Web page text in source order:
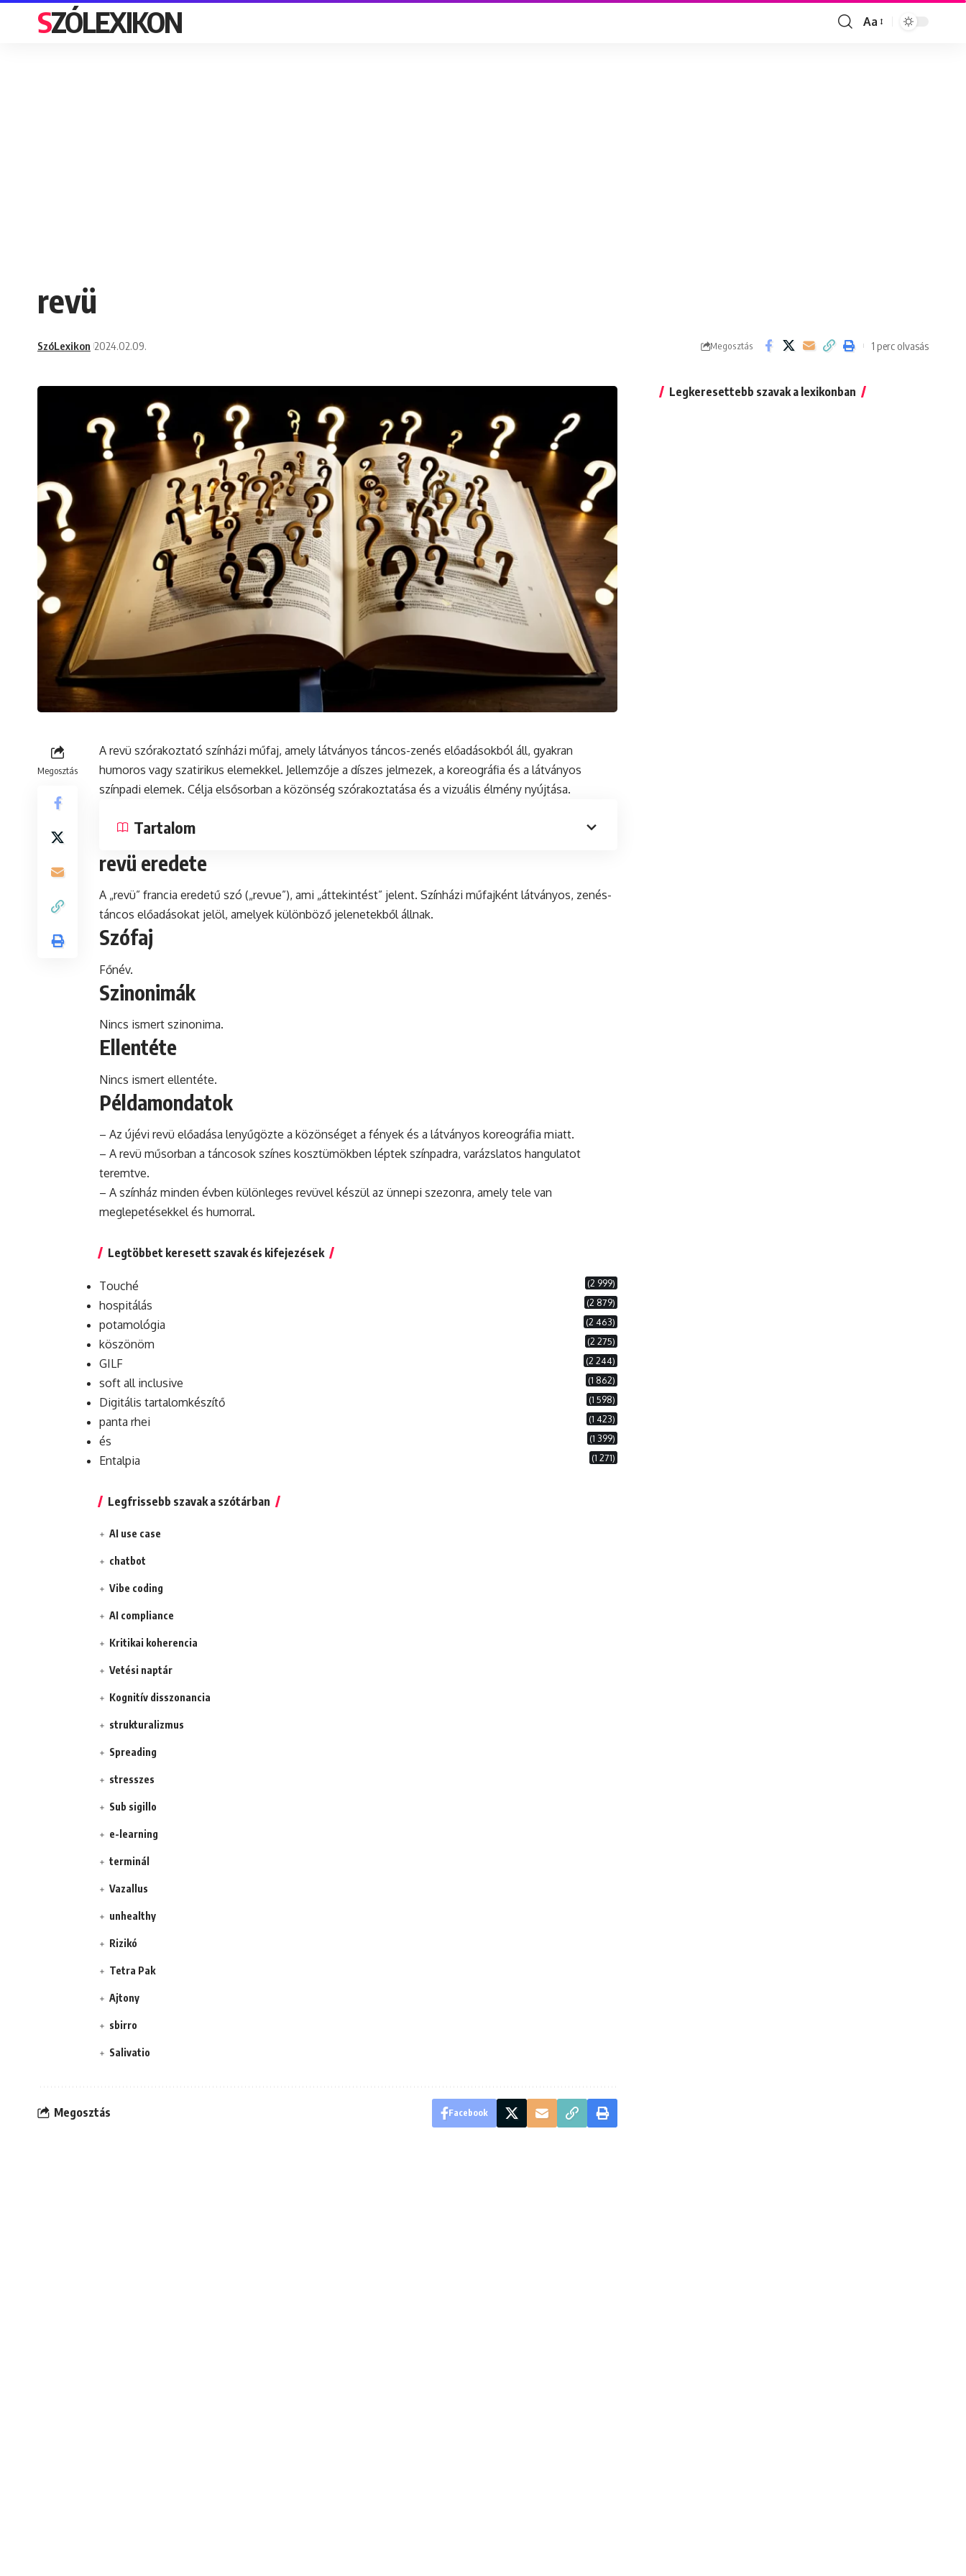
SZÓLEXIKON
Font
Aa
revü
SzóLexikon 2024.02.09. Megosztás 1 perc olvasás
Megosztás
A revü szórakoztató színházi műfaj, amely látványos táncos-zenés előadásokból áll, gyakran
humoros vagy szatirikus elemekkel. Jellemzője a díszes jelmezek, a koreográfia és a látványos
színpadi elemek. Célja elsősorban a közönség szórakoztatása és a vizuális élmény nyújtása.
Tartalom
revü eredete
A „revü” francia eredetű szó („revue”), ami „áttekintést” jelent. Színházi műfajként látványos, zenés-
táncos előadásokat jelöl, amelyek különböző jelenetekből állnak.
Szófaj
Főnév.
Szinonimák
Nincs ismert szinonima.
Ellentéte
Nincs ismert ellentéte.
Példamondatok
– Az újévi revü előadása lenyűgözte a közönséget a fények és a látványos koreográfia miatt.
– A revü műsorban a táncosok színes kosztümökben léptek színpadra, varázslatos hangulatot
teremtve.
– A színház minden évben különleges revüvel készül az ünnepi szezonra, amely tele van
meglepetésekkel és humorral.
Legtöbbet keresett szavak és kifejezések
Touché (2 999)
hospitálás (2 879)
potamológia (2 463)
köszönöm (2 275)
GILF (2 244)
soft all inclusive (1 862)
Digitális tartalomkészítő (1 598)
panta rhei (1 423)
és (1 399)
Entalpia (1 271)
Legfrissebb szavak a szótárban
AI use case
chatbot
Vibe coding
AI compliance
Kritikai koherencia
Vetési naptár
Kognitív disszonancia
strukturalizmus
Spreading
stresszes
Sub sigillo
e-learning
terminál
Vazallus
unhealthy
Rizikó
Tetra Pak
Ajtony
sbirro
Salivatio
Megosztás Facebook
Legkeresettebb szavak a lexikonban